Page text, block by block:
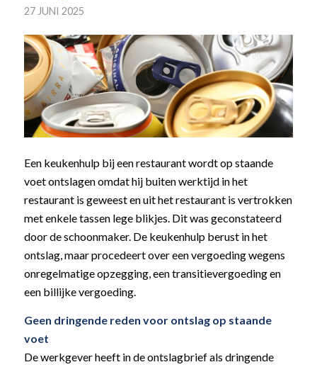
27 JUNI 2025
Een keukenhulp bij een restaurant wordt op staande
voet ontslagen omdat hij buiten werktijd in het
restaurant is geweest en uit het restaurant is vertrokken
met enkele tassen lege blikjes. Dit was geconstateerd
door de schoonmaker. De keukenhulp berust in het
ontslag, maar procedeert over een vergoeding wegens
onregelmatige opzegging, een transitievergoeding en
een billijke vergoeding.
Geen dringende reden voor ontslag op staande
voet
De werkgever heeft in de ontslagbrief als dringende